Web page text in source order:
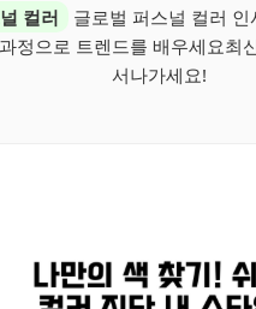
컬러
글로벌 퍼스널 컬러 인
정으로 트렌드를 배우세요최
서나가세요!